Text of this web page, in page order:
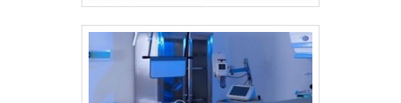
segmento pela idoneidade em tudo que faz,
garantindo uma entrega de excelência de
ponta a ponta. Saiba mais informações
solicitando um orçamento! .